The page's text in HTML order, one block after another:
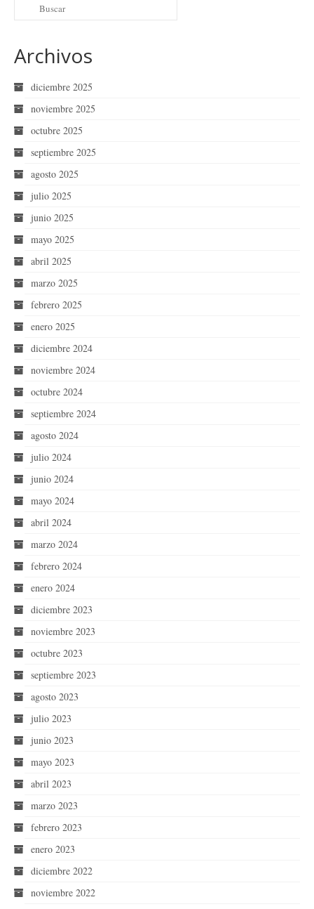
Archivos
diciembre 2025
noviembre 2025
octubre 2025
septiembre 2025
agosto 2025
julio 2025
junio 2025
mayo 2025
abril 2025
marzo 2025
febrero 2025
enero 2025
diciembre 2024
noviembre 2024
octubre 2024
septiembre 2024
agosto 2024
julio 2024
junio 2024
mayo 2024
abril 2024
marzo 2024
febrero 2024
enero 2024
diciembre 2023
noviembre 2023
octubre 2023
septiembre 2023
agosto 2023
julio 2023
junio 2023
mayo 2023
abril 2023
marzo 2023
febrero 2023
enero 2023
diciembre 2022
noviembre 2022